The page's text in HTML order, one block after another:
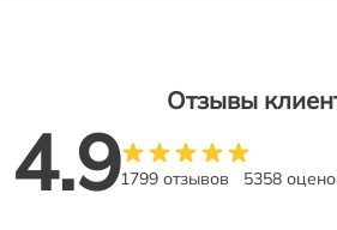
Отзывы
4.91799 отзывов 5358